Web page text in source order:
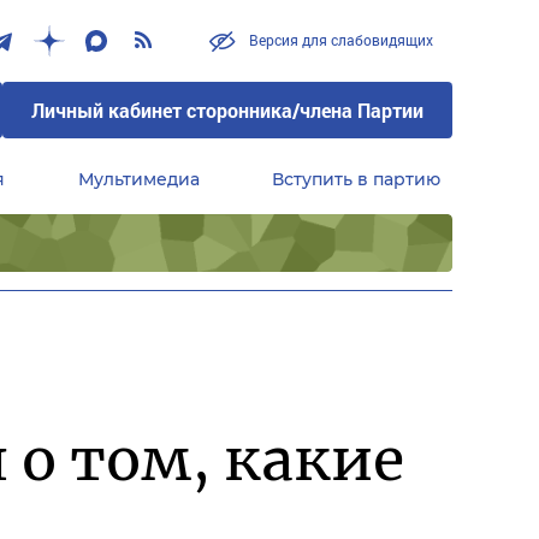
Версия для слабовидящих
Личный кабинет сторонника/члена Партии
Мультимедиа Вступить в партию
о том, какие